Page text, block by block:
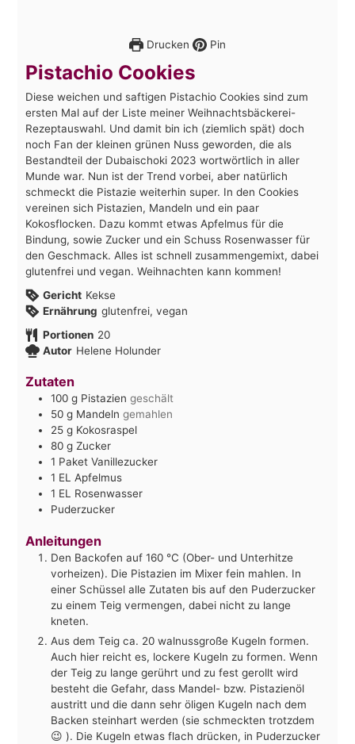
Drucken Pin
Pistachio Cookies
Diese weichen und saftigen Pistachio Cookies sind zum
ersten Mal auf der Liste meiner Weihnachtsbäckerei-
Rezeptauswahl. Und damit bin ich (ziemlich spät) doch
noch Fan der kleinen grünen Nuss geworden, die als
Bestandteil der Dubaischoki 2023 wortwörtlich in aller
Munde war. Nun ist der Trend vorbei, aber natürlich
schmeckt die Pistazie weiterhin super. In den Cookies
vereinen sich Pistazien, Mandeln und ein paar
Kokosflocken. Dazu kommt etwas Apfelmus für die
Bindung, sowie Zucker und ein Schuss Rosenwasser für
den Geschmack. Alles ist schnell zusammengemixt, dabei
glutenfrei und vegan. Weihnachten kann kommen!
Gericht Kekse
Ernährung glutenfrei, vegan
Portionen 20
Autor Helene Holunder
Zutaten
100 g Pistazien geschält
50 g Mandeln gemahlen
25 g Kokosraspel
80 g Zucker
1 Paket Vanillezucker
1 EL Apfelmus
1 EL Rosenwasser
Puderzucker
Anleitungen
Den Backofen auf 160 °C (Ober- und Unterhitze
vorheizen). Die Pistazien im Mixer fein mahlen. In
einer Schüssel alle Zutaten bis auf den Puderzucker
zu einem Teig vermengen, dabei nicht zu lange
kneten.
Aus dem Teig ca. 20 walnussgroße Kugeln formen.
Auch hier reicht es, lockere Kugeln zu formen. Wenn
der Teig zu lange gerührt und zu fest gerollt wird
besteht die Gefahr, dass Mandel- bzw. Pistazienöl
austritt und die dann sehr öligen Kugeln nach dem
Backen steinhart werden (sie schmeckten trotzdem
😉 ). Die Kugeln etwas flach drücken, in Puderzucker